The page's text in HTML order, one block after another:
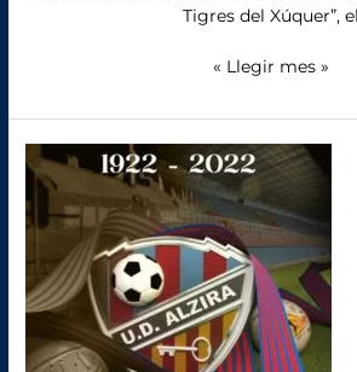
Tigres del Xúquer”, el
« Llegir mes »
celebra
hui
anys